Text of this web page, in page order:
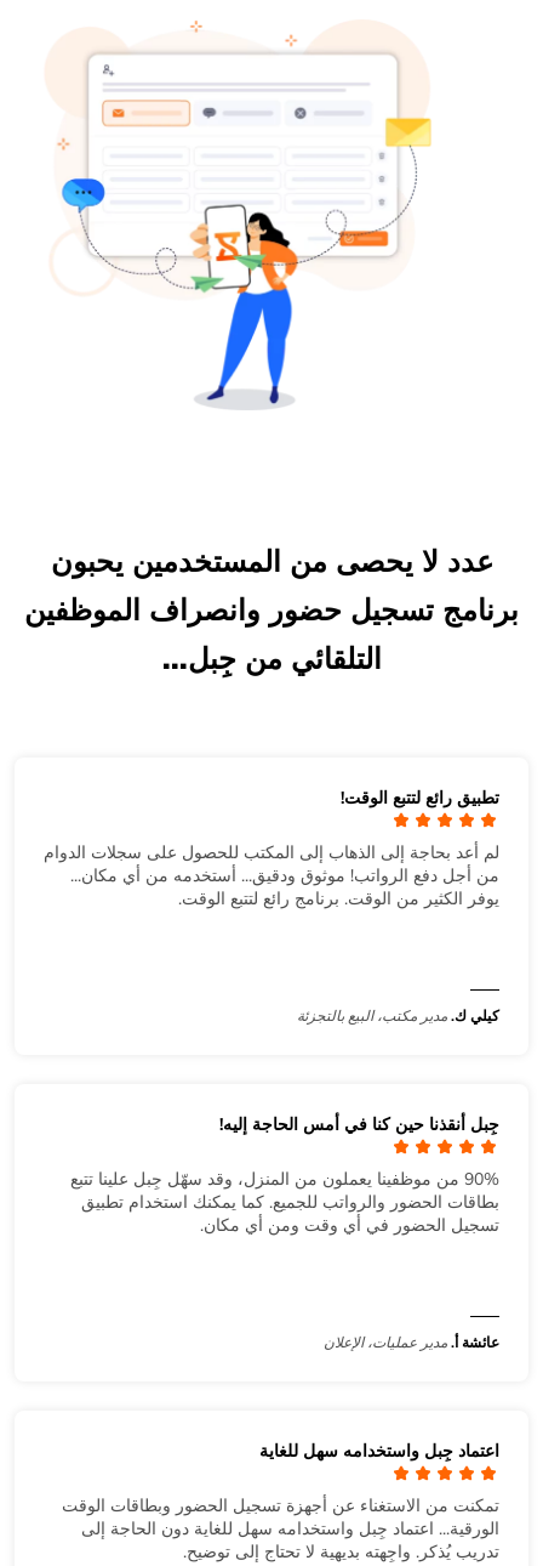
عدد لا يحصى من المستخدمين يحبون
برنامج تسجيل حضور وانصراف الموظفين
التلقائي من جِبل...
تطبيق رائع لتتبع الوقت!
لم أعد بحاجة إلى الذهاب إلى المكتب للحصول على سجلات الدوام
من أجل دفع الرواتب! موثوق ودقيق... أستخدمه من أي مكان...
يوفر الكثير من الوقت. برنامج رائع لتتبع الوقت.
كيلي ك.مدير مكتب، البيع بالتجزئة
جِبل أنقذنا حين كنا في أمس الحاجة إليه!
90% من موظفينا يعملون من المنزل، وقد سهّل جِبل علينا تتبع
بطاقات الحضور والرواتب للجميع. كما يمكنك استخدام تطبيق
تسجيل الحضور في أي وقت ومن أي مكان.
عائشة أ.مدير عمليات، الإعلان
اعتماد جِبل واستخدامه سهل للغاية
تمكنت من الاستغناء عن أجهزة تسجيل الحضور وبطاقات الوقت
الورقية... اعتماد جِبل واستخدامه سهل للغاية دون الحاجة إلى
تدريب يُذكر. واجِهته بديهية لا تحتاج إلى توضيح.